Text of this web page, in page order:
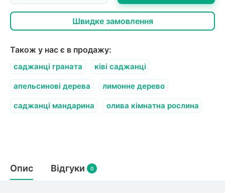
Швидке замовлення
Також у нас є в продажу:
саджанці граната ківі саджанці
апельсинові дерева лимонне дерево
саджанці мандарина олива кімнатна рослина
Опис Відгуки 0